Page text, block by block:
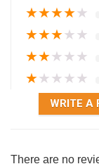
★★★★★
★★★★★
★★★★★
★★★★★
WRITE A
There are no